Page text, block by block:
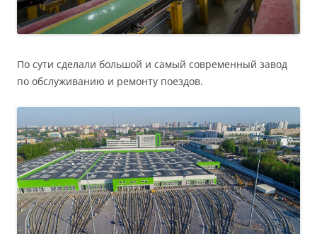
По сути сделали большой и самый современный завод
по обслуживанию и ремонту поездов.